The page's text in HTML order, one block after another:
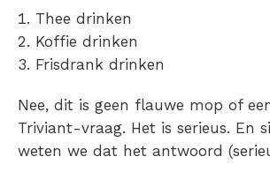
Thee drinken
Koffie drinken
Frisdrank drinken
Nee, dit is geen flauwe mop of
Triviant-vraag. Het is serieus. En
weten we dat het antwoord